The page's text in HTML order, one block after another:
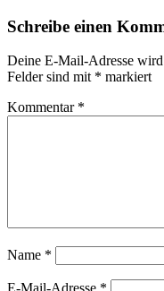
Schreibe einen
Deine E-Mail-Adresse
Felder sind mit * markiert
Kommentar *
Name *